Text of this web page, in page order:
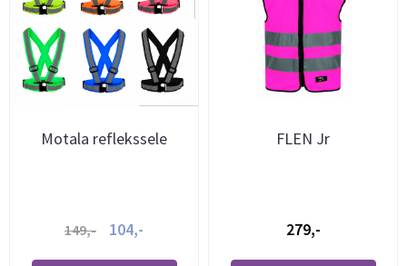
Motala reflekssele
149,- 104,-
FLEN Jr
279,-